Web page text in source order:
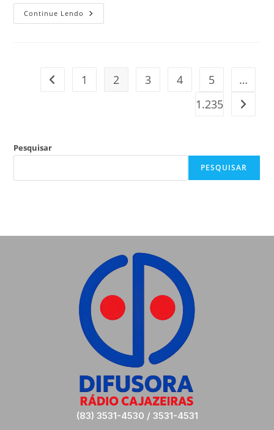
Continue Lendo
1 2 3 4 5
…
1.235
Pesquisar
PESQUISAR
(83) 3531-4530 / 3531-4531